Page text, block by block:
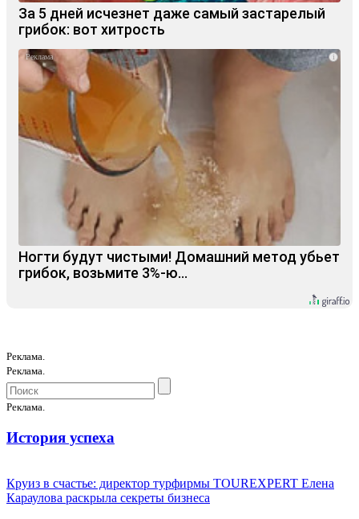
За 5 дней исчезнет даже самый застарелый
грибок: вот хитрость
i
Ногти будут чистыми! Домашний метод убьет
грибок, возьмите 3%-ю…
Реклама.
Реклама.
Реклама.
История успеха
Круиз в счастье: директор турфирмы TOUREXPERT Елена
Караулова раскрыла секреты бизнеса